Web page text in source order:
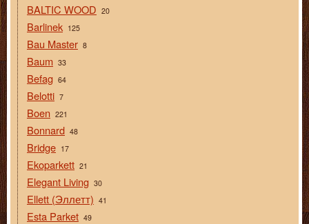
BALTIC WOOD 20
Barlinek 125
Bau Master 8
Baum 33
Befag 64
Belotti 7
Boen 221
Bonnard 48
Bridge 17
Ekoparkett 21
Elegant Living 30
Ellett (Эллетт) 41
Esta Parket 49